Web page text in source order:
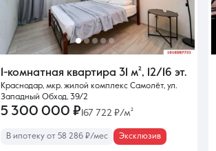
1-комнатная квартира 31 м², 12/16 эт.
Краснодар, мкр. жилой комплекс Самолёт, ул.
Западный Обход, 39/2
5 300 000 ₽167 722 ₽/м²
В ипотеку от 58 286 ₽/мес Эксклюзив